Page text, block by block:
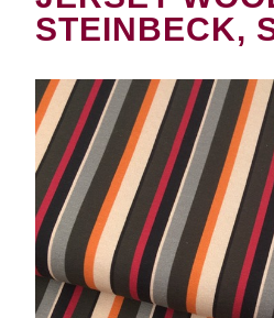
STEINBECK,